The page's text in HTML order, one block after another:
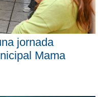
jornada
Mama